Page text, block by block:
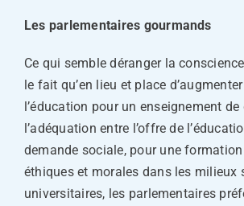
Les parlementaires gourmands
Ce qui semble déranger la
le fait qu’en lieu et place
l’éducation pour un enseignement
l’adéquation entre l’offre de
demande sociale, pour une
éthiques et morales dans les milieux
universitaires, les parlementaires